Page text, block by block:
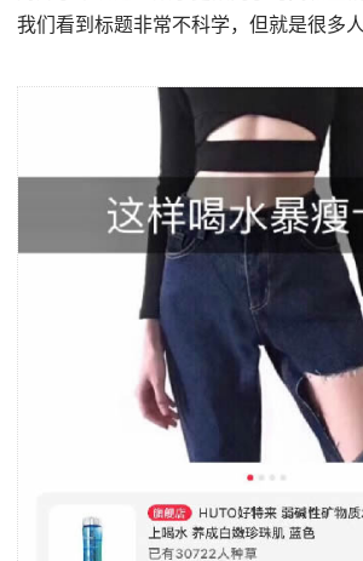
我们看到标题非常不科学，但就是很多人